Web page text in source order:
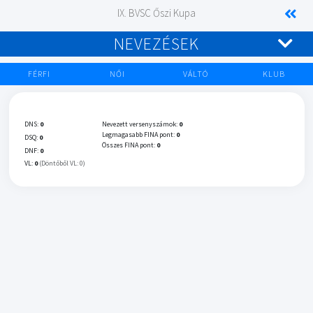
IX. BVSC Őszi Kupa
NEVEZÉSEK
FÉRFI NŐI VÁLTÓ KLUB
DNS: 0
DSQ: 0
DNF: 0
VL: 0 (Döntőből VL: 0)
Nevezett versenyszámok: 0
Legmagasabb FINA pont: 0
Összes FINA pont: 0